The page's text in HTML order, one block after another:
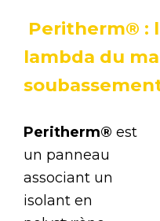
Peritherm® :
lambda du
Peritherm® est
un panneau
associant un
isolant en